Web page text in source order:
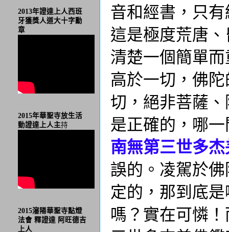
音和經書，只
這是極度荒唐
清楚一個簡單
高於一切，佛
切，絕非菩薩
是正確的，哪
南無第三世多
誤的。凌駕於
定的，那到底
嗎？實在可憐
2013年證達上人西班
牙獲獎人道大十字勳
章
2015年華聖寺放生活
動證達上人主持
2015瀋陽華聖寺點燈
法會 釋證達 阿旺德吉
上人